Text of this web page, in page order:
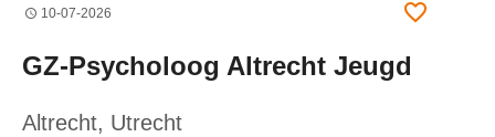
10-07-2026
GZ-Psycholoog Altrecht Jeugd
Altrecht, Utrecht